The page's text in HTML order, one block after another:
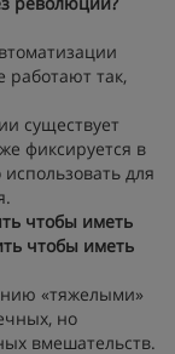
работают так,
существует
фиксируется в
для
чтобы иметь
чтобы иметь
«тяжелыми»
но
вмешательств.